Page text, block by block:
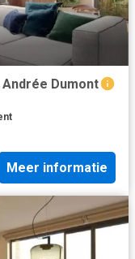
Dumont
Meer informatie